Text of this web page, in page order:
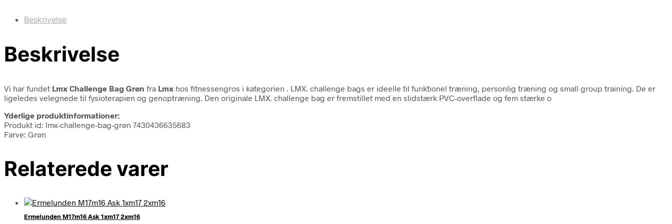
Beskrivelse
Beskrivelse
Vi har fundet Lmx Challenge Bag Grøn fra Lmx hos fitnessengros i kategorien
. LMX. challenge bags er ideelle til funktionel træning, personlig træning og small group training. De er
ligeledes velegnede til fysioterapien og genoptræning. Den originale LMX. challenge bag er fremstillet med en slidstærk PVC-overflade og fem stærke o
Yderlige produktinformationer:
Produkt id: lmx-challenge-bag-grøn 7430436635683
Farve: Grøn
Relaterede varer
Ermelunden M17m16 Ask 1xm17 2xm16